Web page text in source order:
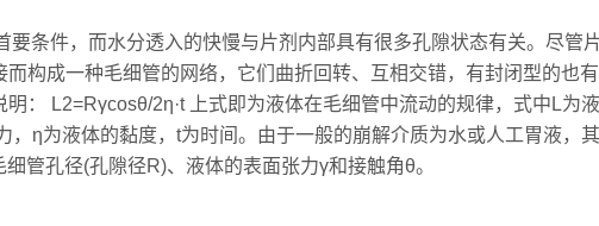
件，而水分透入的快慢与片剂内部具有很多孔隙状态有关。尽管
构成一种毛细管的网络，它们曲折回转、互相交错，有封闭型的也
： L2=Rγcosθ/2η·t 上式即为液体在毛细管中流动的规律，式中L为
η为液体的黏度，t为时间。由于一般的崩解介质为水或人工胃液，
管孔径(孔隙径R)、液体的表面张力γ和接触角θ。